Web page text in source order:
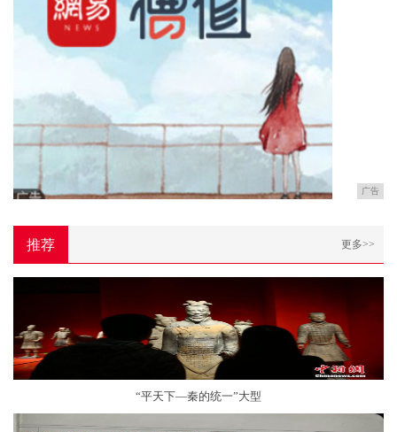
广告
推荐 更多>>
“平天下—秦的统一”大型